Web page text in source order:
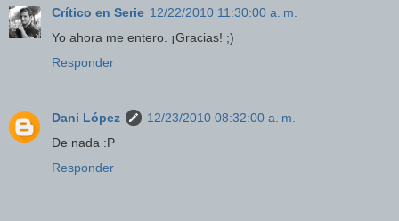
Crítico en Serie 12/22/2010 11:30:00 a. m.
Yo ahora me entero. ¡Gracias! ;)
Responder
Dani López
12/23/2010 08:32:00 a. m.
De nada :P
Responder